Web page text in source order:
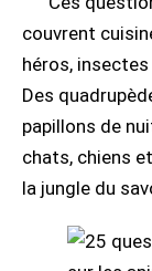
couvrent
héros,
Des
papillons de
chats, chiens
la jungle du